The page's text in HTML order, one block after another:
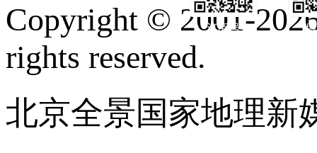
订阅号
Copyright © 2001-
rights reserved.
北京全景国家地理新